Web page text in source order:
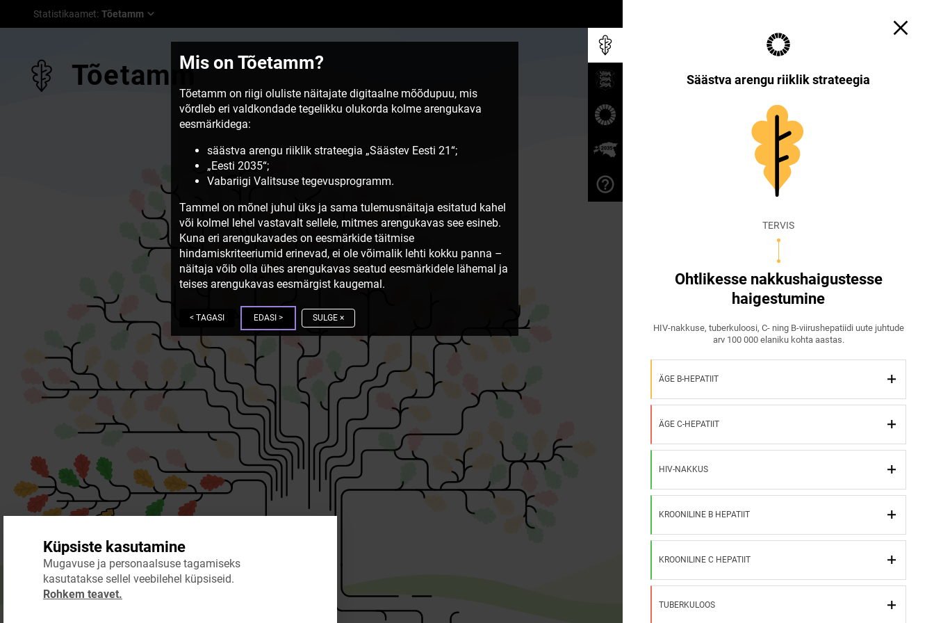
Statistikaamet: Tõetamm
Säästva arengu riiklik strateegia
TERVIS
Ohtlikesse nakkushaigustesse
haigestumine
HIV-nakkuse, tuberkuloosi, C- ning B‑viirushepatiidi uute juhtude
arv 100 000 elaniku kohta aastas.
ÄGE B-HEPATIIT
ÄGE C-HEPATIIT
HIV-NAKKUS
KROONILINE B HEPATIIT
KROONILINE C HEPATIIT
TUBERKULOOS
Tõetamm
Küpsiste kasutamine
Mugavuse ja personaalsuse tagamiseks
kasutatakse sellel veebilehel küpsiseid.
Rohkem teavet.
Mis on Tõetamm?
Tõetamm on riigi oluliste näitajate digitaalne mõõdupuu, mis
võrdleb eri valdkondade tegelikku olukorda kolme arengukava
eesmärkidega:
säästva arengu riiklik strateegia „Säästev Eesti 21“;
„Eesti 2035“;
Vabariigi Valitsuse tegevusprogramm.
Tammel on mõnel juhul üks ja sama tulemusnäitaja esitatud kahel
või kolmel lehel vastavalt sellele, mitmes arengukavas see esineb.
Kuna eri arengukavades on eesmärkide täitmise
hindamiskriteeriumid erinevad, ei ole võimalik lehti kokku panna –
näitaja võib olla ühes arengukavas seatud eesmärkidele lähemal ja
teises arengukavas eesmärgist kaugemal.
< TAGASI EDASI > SULGE ×